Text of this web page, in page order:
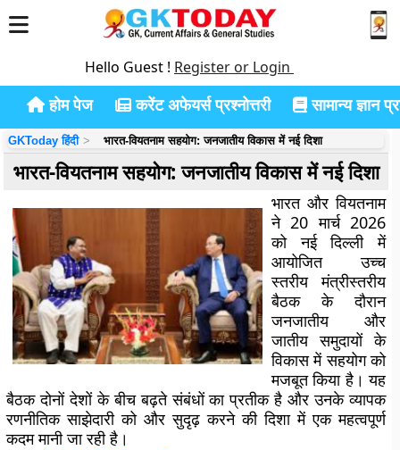
Hello Guest ! Register or Login
होम पेज करेंट अफेयर्स प्रश्नोत्तरी सामान्य ज्ञान
GKToday हिंदी भारत-वियतनाम सहयोग: जनजातीय विकास में नई दिशा
भारत-वियतनाम सहयोग: जनजातीय विकास में नई दिशा
भारत और वियतनाम
ने 20 मार्च 2026
को नई दिल्ली में
आयोजित उच्च
स्तरीय मंत्रीस्तरीय
बैठक के दौरान
जनजातीय और
जातीय समुदायों के
विकास में सहयोग को
मजबूत किया है। यह
बैठक दोनों देशों के बीच बढ़ते संबंधों का प्रतीक है और उनके व्यापक
रणनीतिक साझेदारी को और सुदृढ़ करने की दिशा में एक महत्वपूर्ण
कदम मानी जा रही है।